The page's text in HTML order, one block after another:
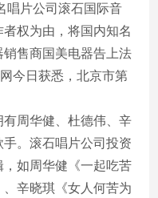
唱片公司滚石国际音
权为由，将国内知名
售商国美电器告上法
今日获悉，北京市第
周华健、杜德伟、辛
。滚石唱片公司投资
如周华健《一起吃苦
辛晓琪《女人何苦为